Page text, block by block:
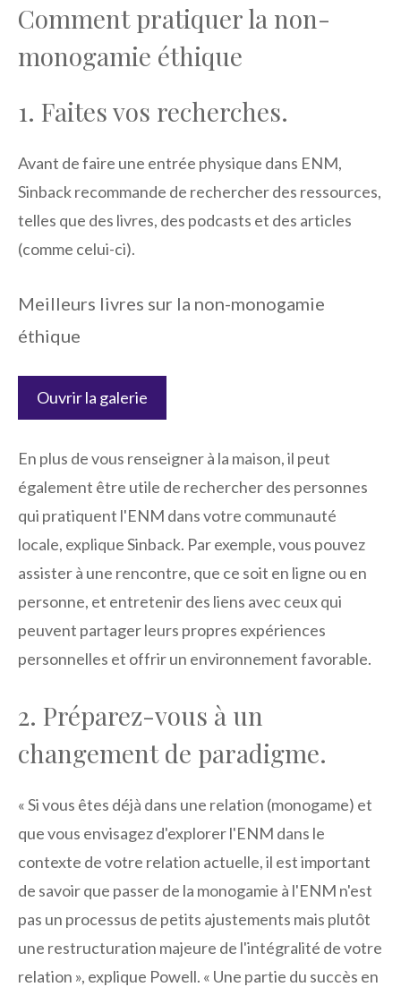
Comment pratiquer la non-
monogamie éthique
1. Faites vos recherches.
Avant de faire une entrée physique dans ENM,
Sinback recommande de rechercher des ressources,
telles que des livres, des podcasts et des articles
(comme celui-ci).
Meilleurs livres sur la non-monogamie
éthique
Ouvrir la galerie
En plus de vous renseigner à la maison, il peut
également être utile de rechercher des personnes
qui pratiquent l'ENM dans votre communauté
locale, explique Sinback. Par exemple, vous pouvez
assister à une rencontre, que ce soit en ligne ou en
personne, et entretenir des liens avec ceux qui
peuvent partager leurs propres expériences
personnelles et offrir un environnement favorable.
2. Préparez-vous à un
changement de paradigme.
« Si vous êtes déjà dans une relation (monogame) et
que vous envisagez d'explorer l'ENM dans le
contexte de votre relation actuelle, il est important
de savoir que passer de la monogamie à l'ENM n'est
pas un processus de petits ajustements mais plutôt
une restructuration majeure de l'intégralité de votre
relation », explique Powell. « Une partie du succès en